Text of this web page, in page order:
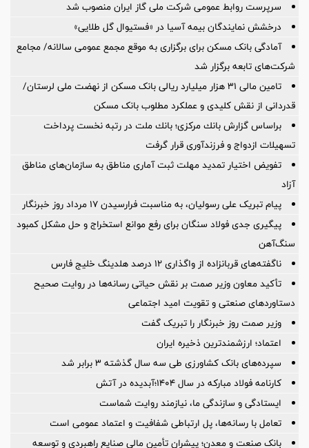
سرپرست روابط عمومی شركت ملی گاز ایران منصوب شد
درخشش نمایندگان بیمه آسیا در «فستیوال گل طلایی»
آمادگی بانک مسکن برای برگزاری به موقع مجمع عمومی سالانه/ مجامع
شرکت‌های تابعه برگزار شد
تامین مالی ۳۱ هزار میلیارد ریالی بانک مسکن از نهضت ملی لرستان/
قدردانی از نقش کلیدی و عملکرد مطلوب بانک مسکن
براساس گزارش بانك مركزی؛ بانك ملت در رتبه نخست پرداخت
تسهیلات ازدواج و فرزندآوری قرار گرفت
تفویض اختیار تمدید مهلت ثبت آماری مناطق به سازمان‌های مناطق
آزاد
پیام تبریک علی رسولیان، به مناسبت فرارسیدن ۱۷ مرداد روز خبرنگار
پیگیری جدی فولاد سنگان برای رفع موانع استخراج و حل مشکل کمبود
سنگ‌آهن
ناگفته‌های قربانزاده از واگذاری ۱۲ درصد هلدینگ خلیج فارس
تأکید معاون وزیر صمت بر نقش حیاتی رسانه‌ها در روایت صحیح
دستاوردهای صنعتی و تقویت امید اجتماعی
وزیر صمت روز خبرنگار را تبریک گفت
اعتماد؛ ارزشمندترین ذخیره ایران
سپرده‌های بانک کشاورزی طی سه سال گذشته ۳ برابر شد
کارنامه فولاد مبارکه در سال ۱۴۰۴؛آبدیده در آتش
ایستادگی و سازندگی ما، نیازمند روایت شماست
تعامل با رسانه‌ها، پل ارتباطی شفافیت و اعتماد عمومی است
بانک صنعت و معدن؛ پیشران تأمین مالی صنایع راهبردی و توسعه